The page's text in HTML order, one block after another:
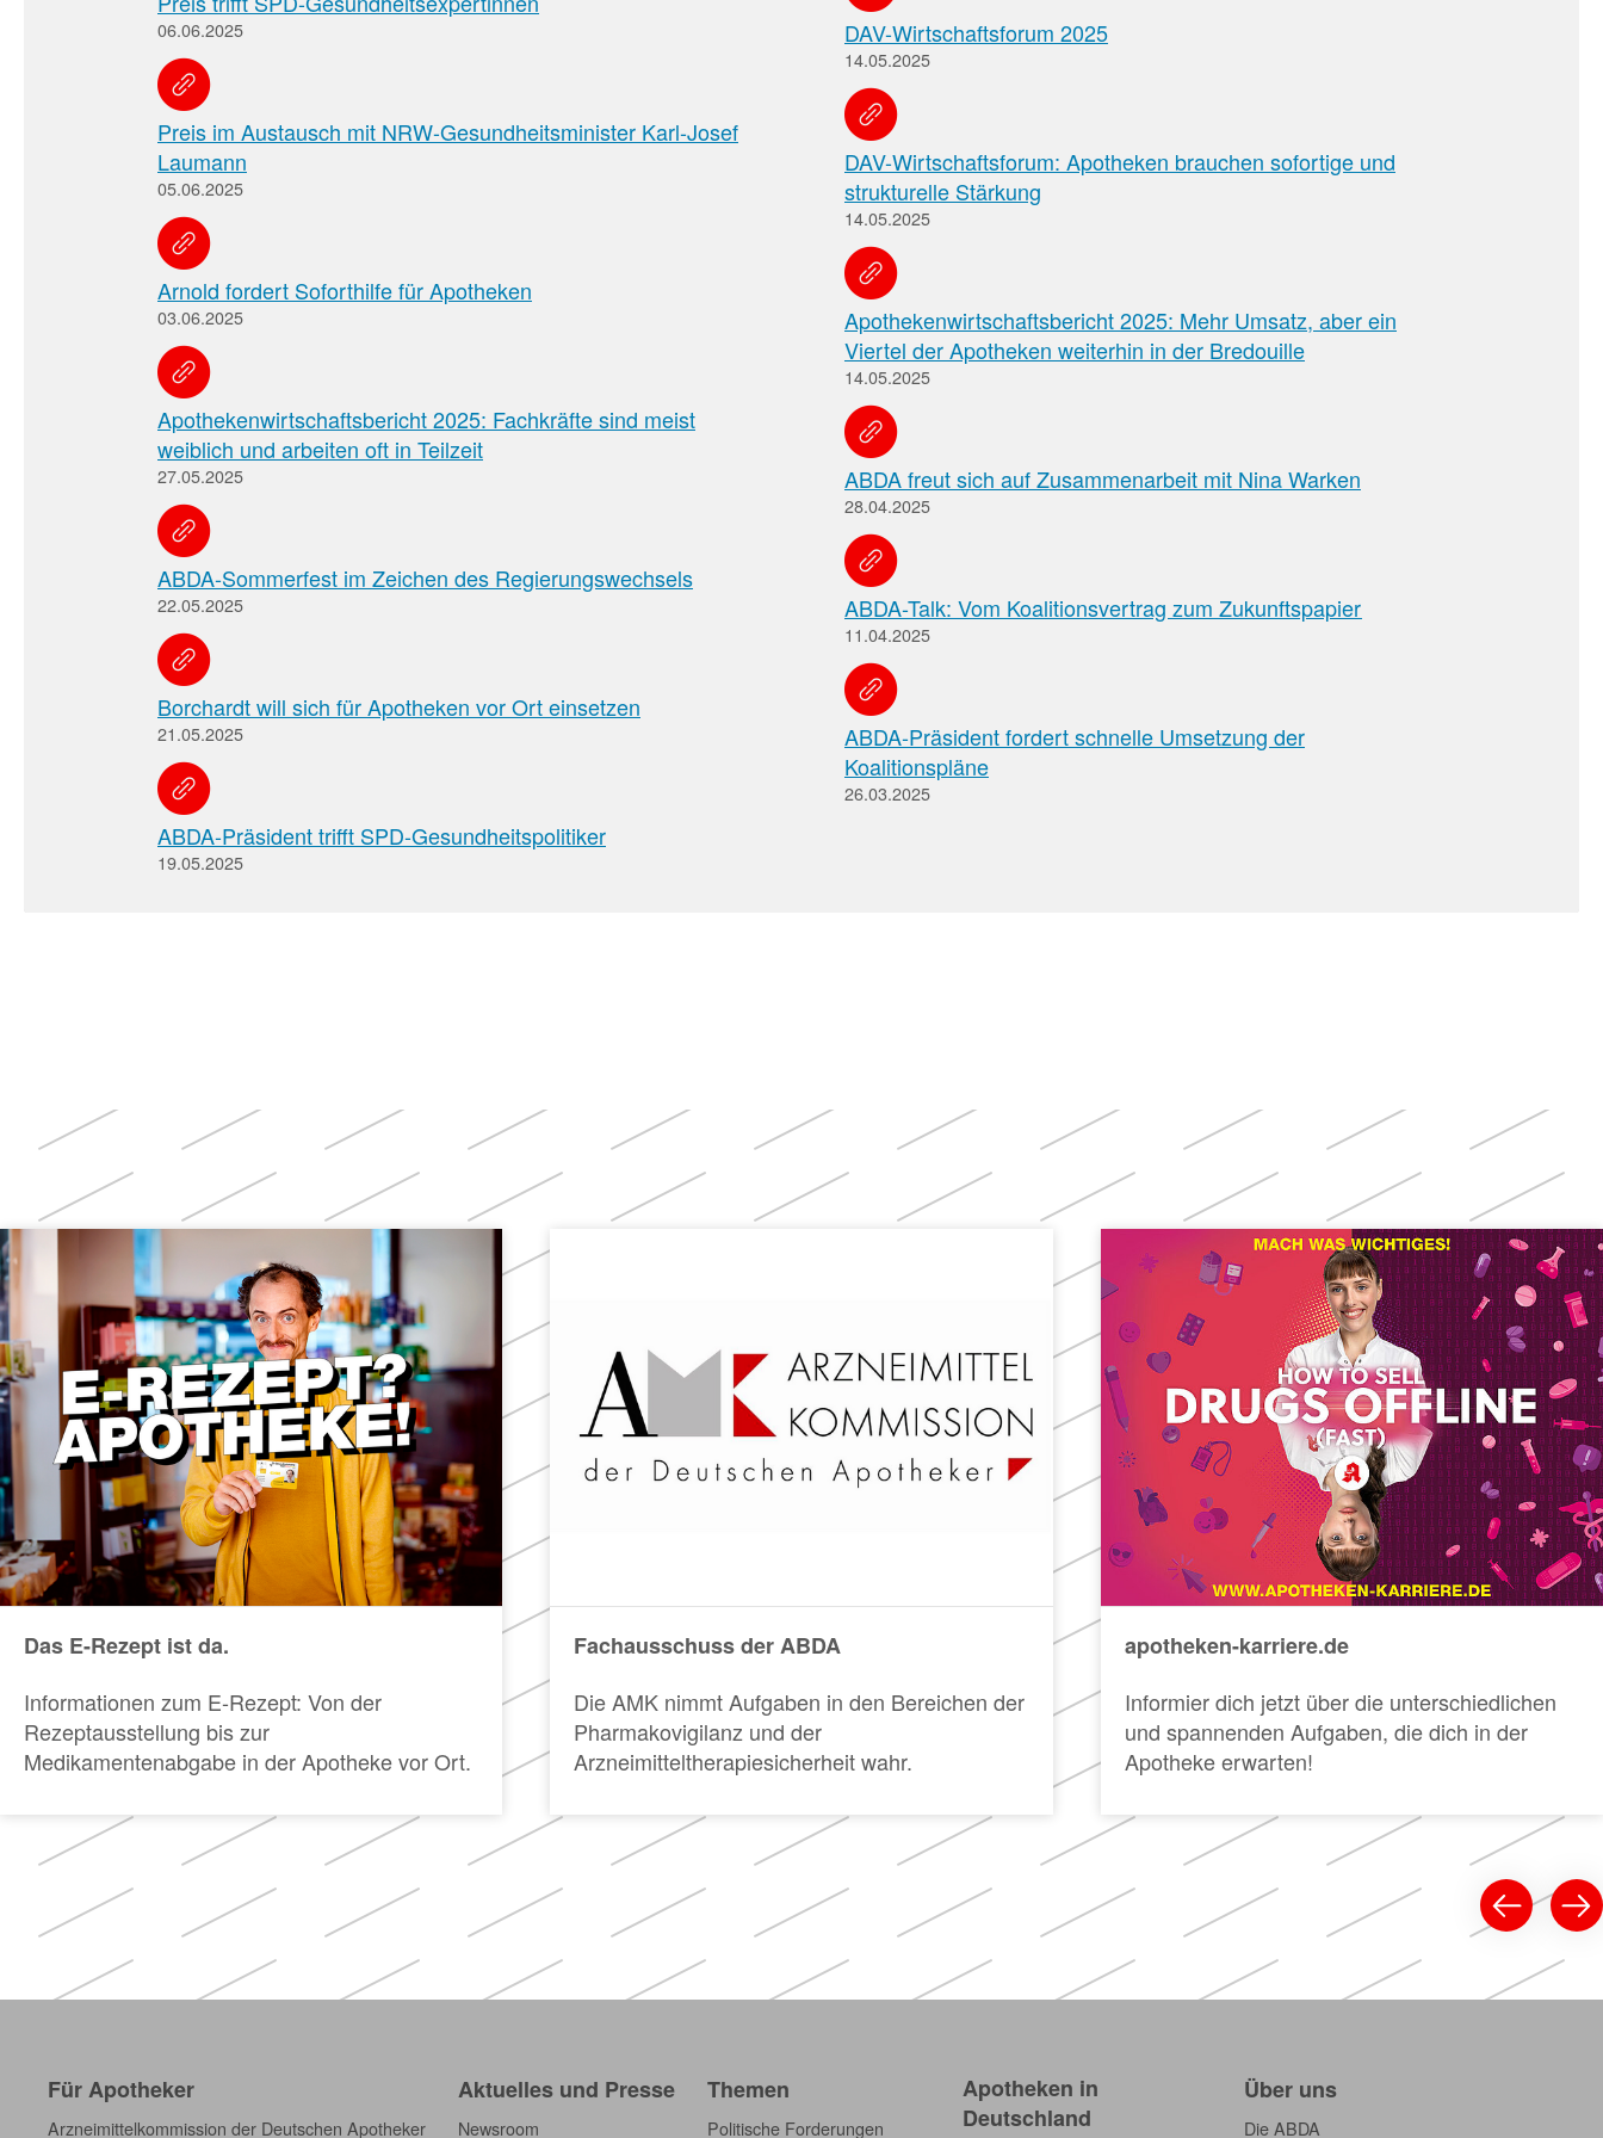
06.06.2025
Preis im Austausch mit NRW-Gesundheitsminister Karl-Josef
Laumann
05.06.2025
Arnold fordert Soforthilfe für Apotheken
03.06.2025
Apothekenwirtschaftsbericht 2025: Fachkräfte sind meist
weiblich und arbeiten oft in Teilzeit
27.05.2025
ABDA-Sommerfest im Zeichen des Regierungswechsels
22.05.2025
Borchardt will sich für Apotheken vor Ort einsetzen
21.05.2025
ABDA-Präsident trifft SPD-Gesundheitspolitiker
19.05.2025
DAV-Wirtschaftsforum 2025
14.05.2025
DAV-Wirtschaftsforum: Apotheken brauchen sofortige und
strukturelle Stärkung
14.05.2025
Apothekenwirtschaftsbericht 2025: Mehr Umsatz, aber ein
Viertel der Apotheken weiterhin in der Bredouille
14.05.2025
ABDA freut sich auf Zusammenarbeit mit Nina Warken
28.04.2025
ABDA-Talk: Vom Koalitionsvertrag zum Zukunftspapier
11.04.2025
ABDA-Präsident fordert schnelle Umsetzung der
Koalitionspläne
26.03.2025
Meldung zum
Apothekenverzeichnis
und Beitrittserklärung
zum Rahmenvertrag
Hier
finden
Sie
u.
den
Rahmenvertrag
über
die
Arzneimittelversorgung
sowie
TI-
Vereinbarung.
in
der
Apotheke
FAQ
„Cannabisgesetz“
Häufig
gestellte
Fragen
und
Antworten
zu
Neuerungen
des
sog.
„Cannabisgesetzes“
(für
Apotheken)
Weitere
Themen
Das E-Rezept ist da.
Informationen zum E-Rezept: Von der
Rezeptausstellung bis zur
Medikamentenabgabe in der Apotheke vor Ort.
Fachausschuss der ABDA
Die AMK nimmt Aufgaben in den Bereichen der
Pharmakovigilanz und der
Arzneimitteltherapiesicherheit wahr.
apotheken-karriere.de
Informier dich jetzt über die unterschiedlichen
und spannenden Aufgaben, die dich in der
Apotheke erwarten!
Für Apotheker
Arzneimittelkommission der Deutschen Apotheker
Aktuelles und Presse
Newsroom
Themen
Politische Forderungen
Apotheken in
Deutschland
Über uns
Die ABDA